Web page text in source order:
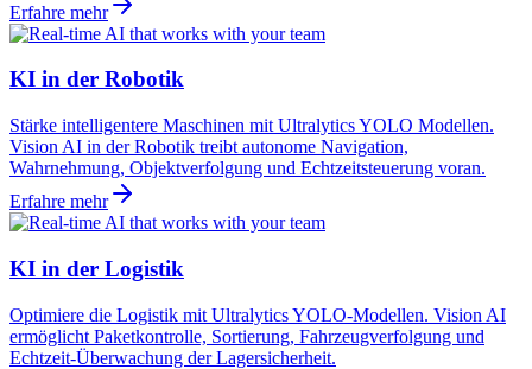
Erfahre mehr
KI in der Robotik
Stärke intelligentere Maschinen mit Ultralytics YOLO Modellen.
Vision AI in der Robotik treibt autonome Navigation,
Wahrnehmung, Objektverfolgung und Echtzeitsteuerung voran.
Erfahre mehr
KI in der Logistik
Optimiere die Logistik mit Ultralytics YOLO-Modellen. Vision AI
ermöglicht Paketkontrolle, Sortierung, Fahrzeugverfolgung und
Echtzeit-Überwachung der Lagersicherheit.